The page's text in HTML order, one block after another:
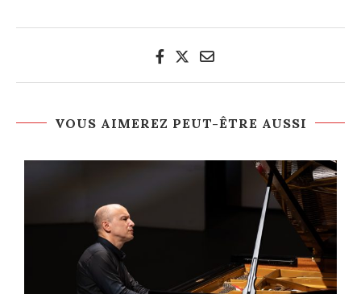
VOUS AIMEREZ PEUT-ÊTRE AUSSI